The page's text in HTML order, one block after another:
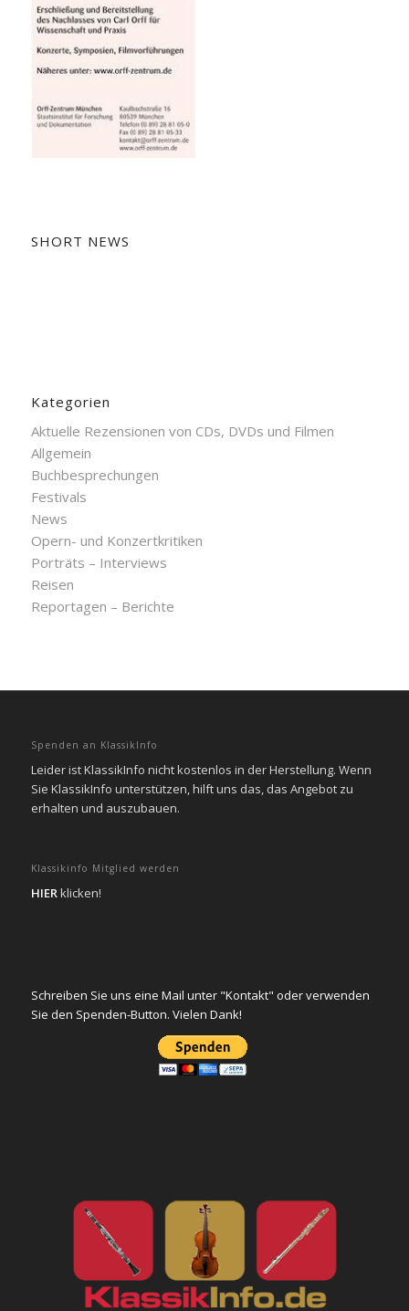
SHORT NEWS
Kategorien
Aktuelle Rezensionen von CDs, DVDs und Filmen
Allgemein
Buchbesprechungen
Festivals
News
Opern- und Konzertkritiken
Porträts – Interviews
Reisen
Reportagen – Berichte
Spenden an KlassikInfo
Leider ist KlassikInfo nicht kostenlos in der Herstellung. Wenn
Sie KlassikInfo unterstützen, hilft uns das, das Angebot zu
erhalten und auszubauen.
Klassikinfo Mitglied werden
HIERklicken!
Schreiben Sie uns eine Mail unter "Kontakt" oder verwenden
Sie den Spenden-Button. Vielen Dank!